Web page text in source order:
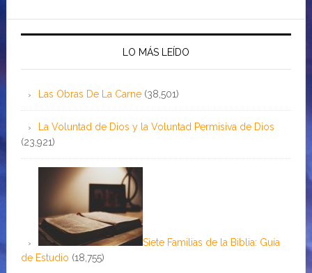
LO MÁS LEÍDO
Las Obras De La Carne (38,501)
La Voluntad de Dios y la Voluntad Permisiva de Dios
(23,921)
Siete Familias de la Biblia: Guía
de Estudio (18,755)